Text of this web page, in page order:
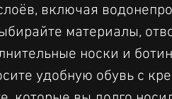
включая
материалы,
носки и
удобную обувь с